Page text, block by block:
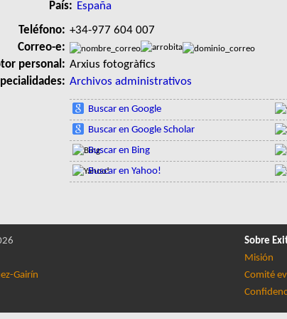
País: España
Teléfono: +34-977 604 007
Correo-e:
personal: Arxius fotogràfics
Archivos administrativos
Buscar en Google
Buscar en Google Scholar
Buscar en Bing
Buscar en Yahoo!
Gairín
Sobre
Misión
Comité